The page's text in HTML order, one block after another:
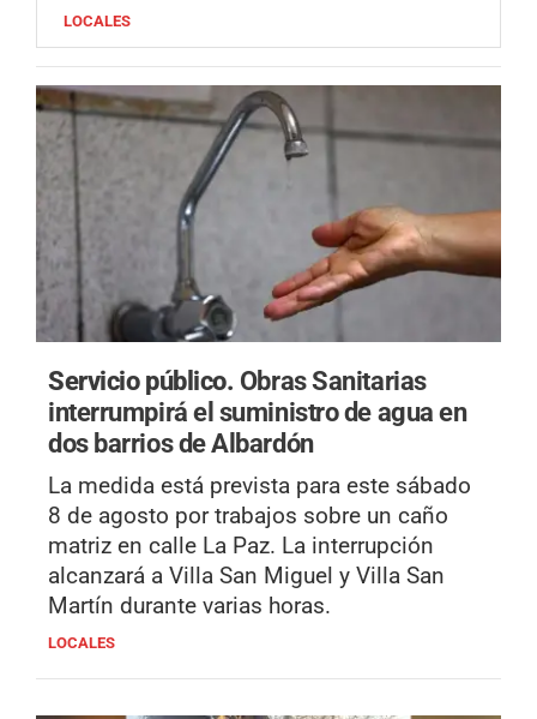
LOCALES
Servicio público. Obras Sanitarias
interrumpirá el suministro de agua en
dos barrios de Albardón
La medida está prevista para este sábado
8 de agosto por trabajos sobre un caño
matriz en calle La Paz. La interrupción
alcanzará a Villa San Miguel y Villa San
Martín durante varias horas.
LOCALES